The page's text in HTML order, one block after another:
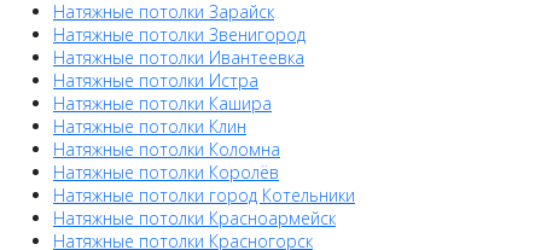
Натяжные потолки Зарайск
Натяжные потолки Звенигород
Натяжные потолки Ивантеевка
Натяжные потолки Истра
Натяжные потолки Кашира
Натяжные потолки Клин
Натяжные потолки Коломна
Натяжные потолки Королёв
Натяжные потолки город Котельники
Натяжные потолки Красноармейск
Натяжные потолки Красногорск